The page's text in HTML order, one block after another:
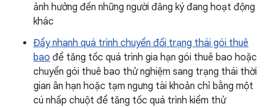
ảnh hưởng đến những người đăng ký đang hoạt động
khác
Đẩy nhanh quá trình chuyển đổi trạng thái gói thuê
bao để tăng tốc quá trình gia hạn gói thuê bao hoặc
chuyển gói thuê bao thử nghiệm sang trạng thái thời
gian ân hạn hoặc tạm ngưng tài khoản chỉ bằng một
cú nhấp chuột để tăng tốc quá trình kiểm thử